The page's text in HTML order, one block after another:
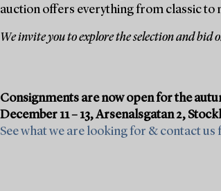
auction offers everything from classic to
We invite you to explore the selection and bid
Consignments are now open for the
December 11 – 13, Arsenalsgatan 2,
See what we are looking for & contact us